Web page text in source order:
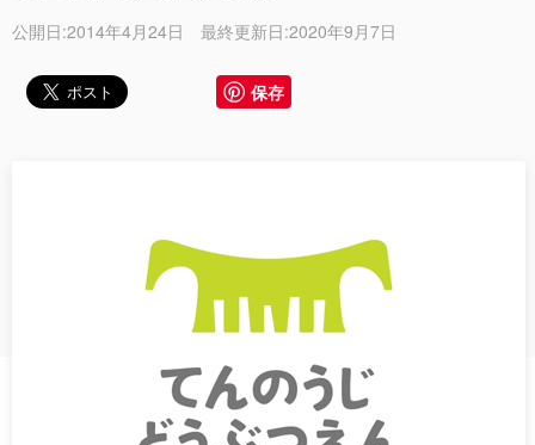
公開日:2014年4月24日 最終更新日:2020年9月7日
保存